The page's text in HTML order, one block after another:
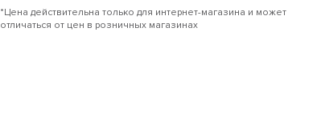
*Цена действительна только для интернет-магазина и может
отличаться от цен в розничных магазинах